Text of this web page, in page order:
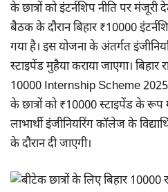
के छात्रों को इंटर्नशिप नीति पर
बैठक के दौरान बिहार ₹10000
गया है। इस योजना के अंतर्गत
स्टाइपेंड मुहैया कराया जाएगा। बिहार
10000 Internship Scheme 2025
के छात्रों को ₹10000 स्टाइपेंड के रूप
लाभार्थी इंजीनियरिंग कॉलेज के
के दौरान दी जाएगी।